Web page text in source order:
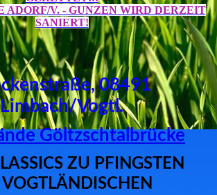
ADORF/V. - GUNZEN WIRD DERZEIT
SANIERT!
08491
Limbach/Vogtl.
Göltzschtalbrücke
ZU PFINGSTEN